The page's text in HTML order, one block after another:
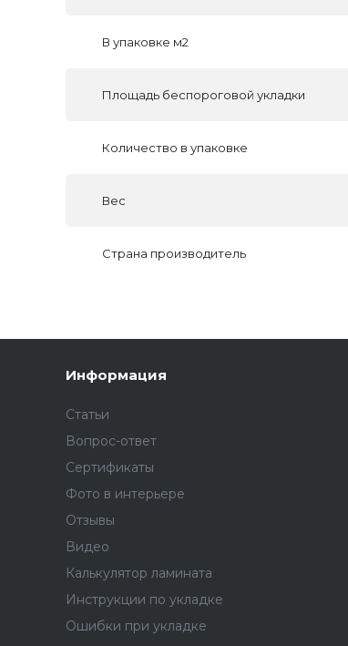
В упаковке м2
Площадь беспороговой укладки
Количество в упаковке
Вес
Страна производитель
Информация
Статьи
Вопрос-ответ
Сертификаты
Фото в интерьере
Отзывы
Видео
Калькулятор ламината
Инструкции по укладке
Ошибки при укладке